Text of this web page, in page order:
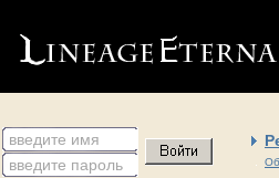
введите имя
введите пароль